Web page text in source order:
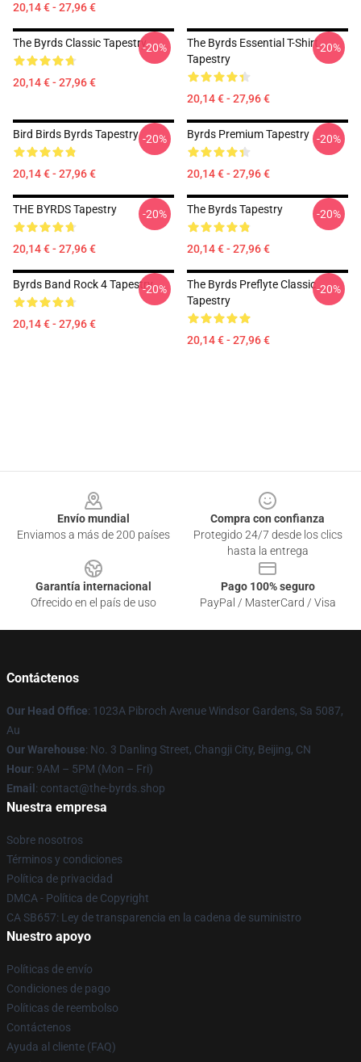
20,14 € - 27,96 €
The Byrds Classic Tapestry
20,14 € - 27,96 €
-20%
The Byrds Essential T-Shirt
Tapestry
20,14 € - 27,96 €
-20%
Bird Birds Byrds Tapestry
20,14 € - 27,96 €
-20% Byrds Premium Tapestry
20,14 € - 27,96 €
-20%
THE BYRDS Tapestry
20,14 € - 27,96 €
-20% The Byrds Tapestry
20,14 € - 27,96 €
-20%
Byrds Band Rock 4 Tapestry
20,14 € - 27,96 €
-20%
The Byrds Preflyte Classic
Tapestry
20,14 € - 27,96 €
-20%
Envío mundial
Enviamos a más de 200 países
Compra con confianza
Protegido 24/7 desde los clics
hasta la entrega
Garantía internacional
Ofrecido en el país de uso
Pago 100% seguro
PayPal / MasterCard / Visa
Contáctenos
Our Head Office: 1023A Pibroch Avenue Windsor Gardens, Sa 5087,
Au
Our Warehouse: No. 3 Danling Street, Changji City, Beijing, CN
Hour: 9AM – 5PM (Mon – Fri)
Email : contact@the-byrds.shop
Nuestra empresa
Sobre nosotros
Términos y condiciones
Política de privacidad
DMCA - Política de Copyright
CA SB657: Ley de transparencia en la cadena de suministro
Nuestro apoyo
Políticas de envío
Condiciones de pago
Políticas de reembolso
Contáctenos
Ayuda al cliente (FAQ)